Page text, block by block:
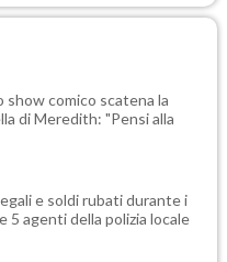
show comico scatena la
di Meredith: "Pensi alla
e soldi rubati durante i
5 agenti della polizia locale